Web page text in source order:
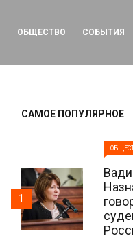
ОБЩЕСТВО СОБЫТИЯ
САМОЕ ПОПУЛЯРНОЕ
1